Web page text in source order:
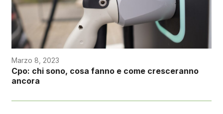
Marzo 8, 2023
Cpo: chi sono, cosa fanno e come cresceranno
ancora